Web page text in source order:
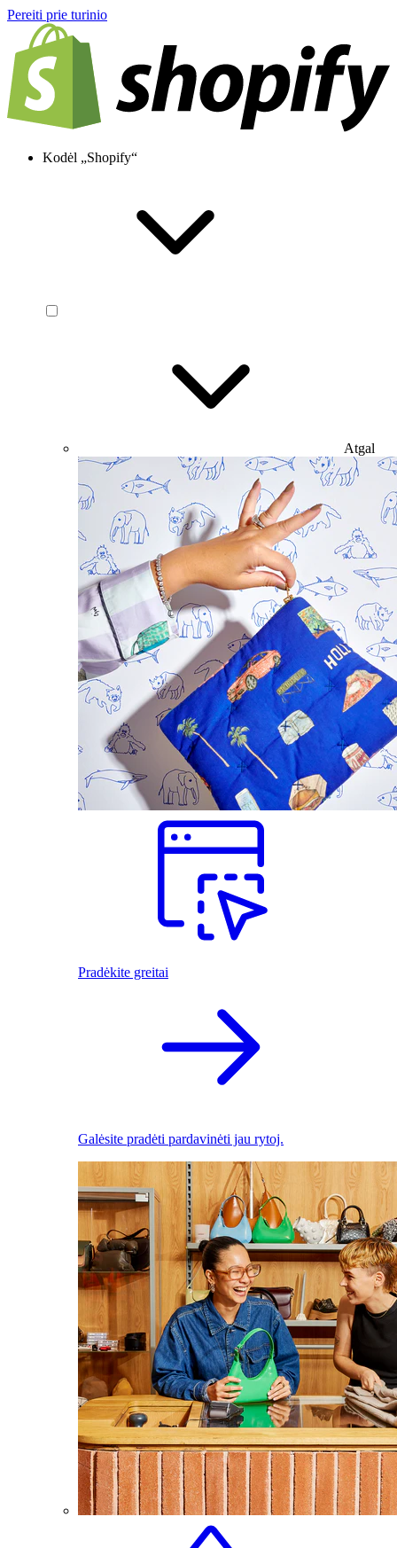
Pereiti prie turinio
Kodėl „Shopify“
Atgal
Pradėkite greitai
Galėsite pradėti pardavinėti jau rytoj.